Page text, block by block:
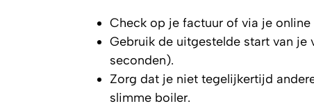
Check op je factuur of via je online
Gebruik de uitgestelde start van je
seconden).
Zorg dat je niet tegelijkertijd
slimme boiler.